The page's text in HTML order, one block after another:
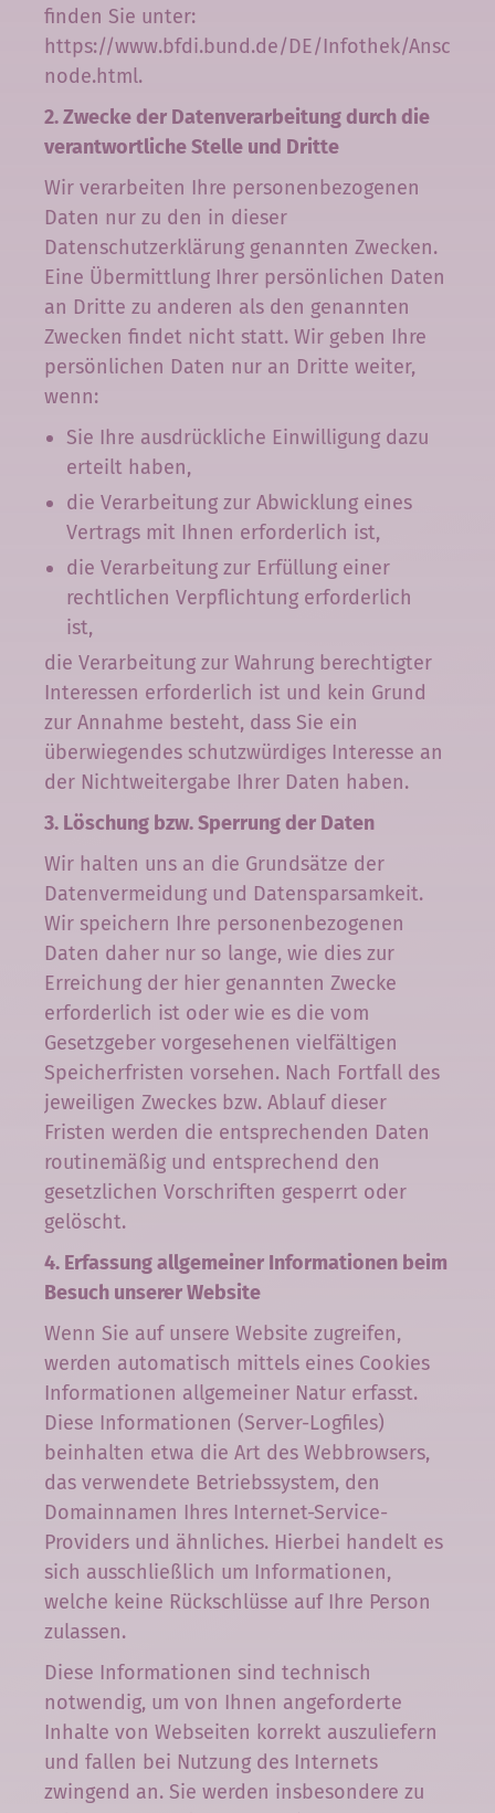
finden Sie unter:
https://www.bfdi.bund.de/DE/Infothek/
node.html.
2. Zwecke der Datenverarbeitung durch die
verantwortliche Stelle und Dritte
Wir verarbeiten Ihre personenbezogenen
Daten nur zu den in dieser
Datenschutzerklärung genannten Zwecken.
Eine Übermittlung Ihrer persönlichen Daten
an Dritte zu anderen als den genannten
Zwecken findet nicht statt. Wir geben Ihre
persönlichen Daten nur an Dritte weiter,
wenn:
Sie Ihre ausdrückliche Einwilligung dazu
erteilt haben,
die Verarbeitung zur Abwicklung eines
Vertrags mit Ihnen erforderlich ist,
die Verarbeitung zur Erfüllung einer
rechtlichen Verpflichtung erforderlich
ist,
die Verarbeitung zur Wahrung berechtigter
Interessen erforderlich ist und kein Grund
zur Annahme besteht, dass Sie ein
überwiegendes schutzwürdiges Interesse an
der Nichtweitergabe Ihrer Daten haben.
3. Löschung bzw. Sperrung der Daten
Wir halten uns an die Grundsätze der
Datenvermeidung und Datensparsamkeit.
Wir speichern Ihre personenbezogenen
Daten daher nur so lange, wie dies zur
Erreichung der hier genannten Zwecke
erforderlich ist oder wie es die vom
Gesetzgeber vorgesehenen vielfältigen
Speicherfristen vorsehen. Nach Fortfall des
jeweiligen Zweckes bzw. Ablauf dieser
Fristen werden die entsprechenden Daten
routinemäßig und entsprechend den
gesetzlichen Vorschriften gesperrt oder
gelöscht.
4. Erfassung allgemeiner Informationen beim
Besuch unserer Website
Wenn Sie auf unsere Website zugreifen,
werden automatisch mittels eines Cookies
Informationen allgemeiner Natur erfasst.
Diese Informationen (Server-Logfiles)
beinhalten etwa die Art des Webbrowsers,
das verwendete Betriebssystem, den
Domainnamen Ihres Internet-Service-
Providers und ähnliches. Hierbei handelt es
sich ausschließlich um Informationen,
welche keine Rückschlüsse auf Ihre Person
zulassen.
Diese Informationen sind technisch
notwendig, um von Ihnen angeforderte
Inhalte von Webseiten korrekt auszuliefern
und fallen bei Nutzung des Internets
zwingend an. Sie werden insbesondere zu